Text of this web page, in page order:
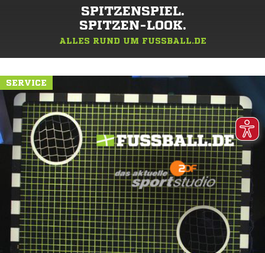
SPITZENSPIEL.
SPITZEN-LOOK.
ALLES RUND UM FUSSBALL.DE
SERVICE